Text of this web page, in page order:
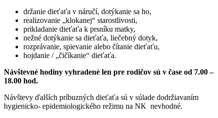
držanie dieťaťa v náručí, dotýkanie sa ho,
realizovanie „klokanej“ starostlivosti,
prikladanie dieťaťa k prsníku matky,
nežné dotýkanie sa dieťaťa, liečebný dotyk,
rozprávanie, spievanie alebo čítanie dieťaťu,
hojdanie / „čičíkanie“ dieťaťa.
Návštevné hodiny vyhradené len pre rodičov sú v čase od 7.00 –
18.00 hod.
Návštevy ďalších príbuzných dieťaťa sú v súlade dodržiavaním
hygienicko- epidemiologického režimu na NK nevhodné.